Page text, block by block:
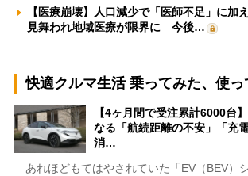
【医療崩壊】人口減少で「医師不足」に加
見舞われ地域医療が限界に 今後…
快適クルマ生活 乗ってみた、使っ
【4ヶ月間で受注累計6000台
なる「航続距離の不安」「充
消…
あれほどもてはやされていた「EV（BEV）